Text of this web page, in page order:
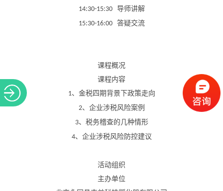
14:30-15:30 导师讲解
15:30-16:00 答疑交流
课程概况
课程内容
1、金税四期背景下政策走向
2、企业涉税风险案例
3、税务稽查的几种情形
4、企业涉税风险防控建议
活动组织
主办单位